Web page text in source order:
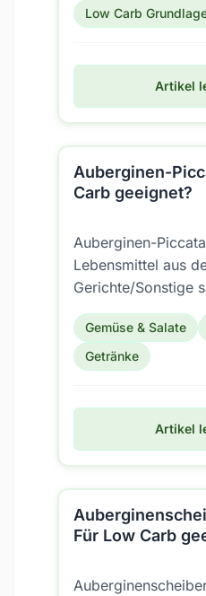
Low Carb
Artikel
Auberginen-
Carb geeignet?
Auberginen-
Lebensmittel aus
Gerichte/Sonstige
Gerichte. Aber ist
Low Carb...
Gemüse & Salate
Getränke
Artikel
Für Low Carb